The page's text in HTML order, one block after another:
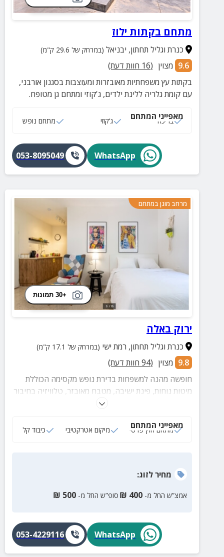
מתחם בקתות ילוז
כנרת וגליל תחתון, יבניאל (במרחק של 29.6 ק"מ)
9.6 מצוין (
16 חוות דעת)
בקתות עץ משפחתיות מאובזרות ומעוצבות בסגנון אורבני,
עם קומת גלריה ללינת ילדים, ג'קוזי ומתחם גן מטופח.
מאפייני המתחם
בריכה ג‘קוזי מתחם נופש
WhatsApp
053-8095049
מרחב מוגן במתחם
+30 תמונות
ירוק באלה
כנרת וגליל תחתון, רמת ישי (במרחק של 17.1 ק"מ)
9.8 מצוין (
94 חוות דעת)
חופשה מהנה למשפחות בדירת נופש מקסימה הכוללת
מיטות נוחות, פינת ישיבה, מטבח מאובזר, טלוויזיה בחיבור
כבלים ומתחם חוץ פרטי עם פינת ישיבה.
מאפייני המתחם
מתחם חוץ פרטי מיקום אטרקטיבי כיבוד קל
מחירלזוג:
אמצ”ש החל מ- 400
₪ סופ”ש החל מ- 500
₪
WhatsApp
053-4229116